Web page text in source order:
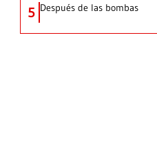
5 Después de las bombas